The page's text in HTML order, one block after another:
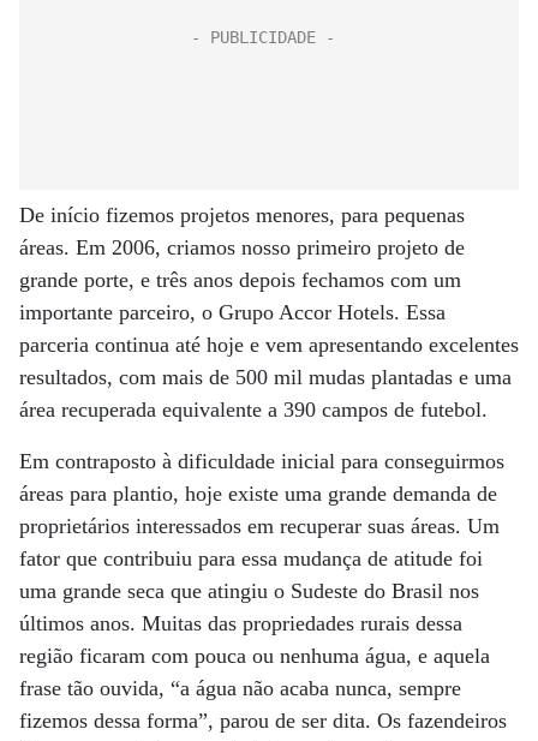
De início fizemos projetos menores, para pequenas
áreas. Em 2006, criamos nosso primeiro projeto de
grande porte, e três anos depois fechamos com um
importante parceiro, o Grupo Accor Hotels. Essa
parceria continua até hoje e vem apresentando excelentes
resultados, com mais de 500 mil mudas plantadas e uma
área recuperada equivalente a 390 campos de futebol.
Em contraposto à dificuldade inicial para conseguirmos
áreas para plantio, hoje existe uma grande demanda de
proprietários interessados em recuperar suas­ áreas. Um
fator que contribuiu para essa mudança de atitude foi
uma grande seca que atingiu o Sudeste do Brasil nos
últimos anos. Muitas das propriedades rurais dessa
região ficaram com pouca ou nenhuma água, e aquela
frase tão ouvida, “a água não acaba nunca, sempre
fizemos dessa forma”, parou de ser dita. Os fazendeiros